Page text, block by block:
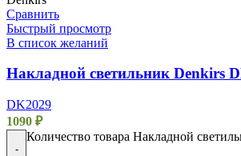
Сравнить
Быстрый просмотр
В список желаний
Накладной светильник Denkirs
DK2029
1090 ₽
-
Количество товара Накладной